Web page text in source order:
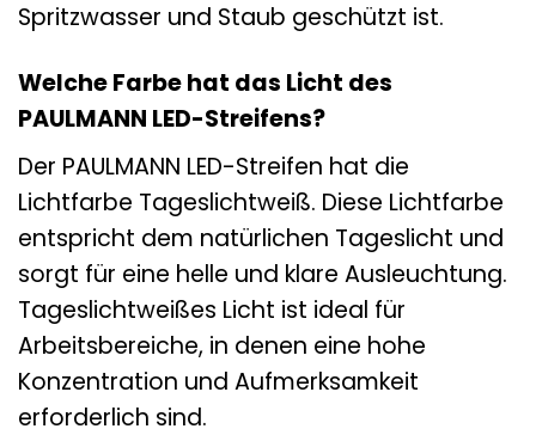
Spritzwasser und Staub geschützt ist.
Welche Farbe hat das Licht des
PAULMANN LED-Streifens?
Der PAULMANN LED-Streifen hat die
Lichtfarbe Tageslichtweiß. Diese Lichtfarbe
entspricht dem natürlichen Tageslicht und
sorgt für eine helle und klare Ausleuchtung.
Tageslichtweißes Licht ist ideal für
Arbeitsbereiche, in denen eine hohe
Konzentration und Aufmerksamkeit
erforderlich sind.